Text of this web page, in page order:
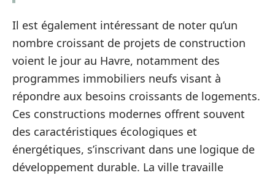
Il est également intéressant de noter qu’un
nombre croissant de projets de construction
voient le jour au Havre, notamment des
programmes immobiliers neufs visant à
répondre aux besoins croissants de logements.
Ces constructions modernes offrent souvent
des caractéristiques écologiques et
énergétiques, s’inscrivant dans une logique de
développement durable. La ville travaille